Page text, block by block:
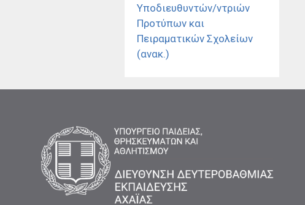
Υποδιευθυντών/ντριών
Προτύπων και
Πειραματικών Σχολείων
(ανακ.)